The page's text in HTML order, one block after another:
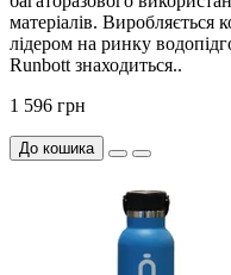
матеріалів.
лідером на ринку
Runbott знаходиться..
1 596 грн
До кошика